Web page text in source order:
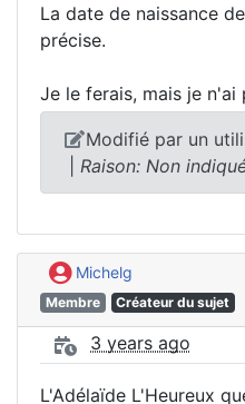
La date de naissance
précise.
Je le ferais, mais je n'ai
Modifié par un
Raison: Non
Michelg
Membre Créateur du sujet
3 years ago
L'Adélaïde L'Heureux